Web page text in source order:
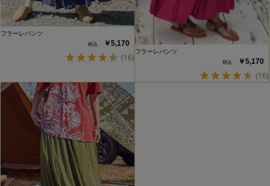
フラーレパンツ
￥5,170
(16)
フラーレパンツ
￥5,170
(16)